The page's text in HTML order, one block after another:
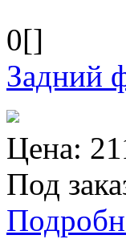
0[]
Задний
Цена:
Под